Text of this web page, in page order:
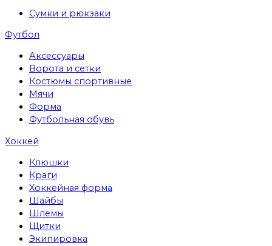
Сумки и рюкзаки
Футбол
Аксессуары
Ворота и сетки
Костюмы спортивные
Мячи
Форма
Футбольная обувь
Хоккей
Клюшки
Краги
Хоккейная форма
Шайбы
Шлемы
Щитки
Экипировка